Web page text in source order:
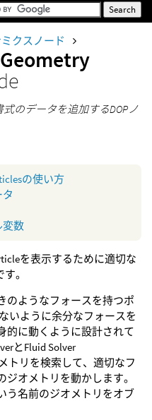
クスノード
のデータを追加するDOPノ
の使い方
変数
を表示するために適切な
。
のようなフォースを持つポ
いように余分なフォースを
的に動くように設計されて
とFluid Solver
トリを検索して、適切なフ
オメトリを動かします。
う名前のジオメトリをオブ